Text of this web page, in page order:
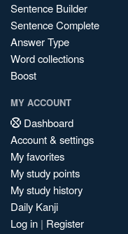
Sentence Builder
Sentence Complete
Answer Type
Word collections
Boost
MY ACCOUNT
Dashboard
Account & settings
My favorites
My study points
My study history
Daily Kanji
Log in | Register